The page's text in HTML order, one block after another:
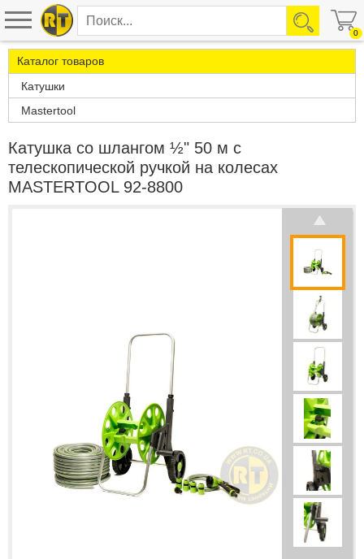
0
Каталог товаров
Катушки
Mastertool
Катушка со шлангом ½" 50 м с
телескопической ручкой на колесах
MASTERTOOL 92-8800